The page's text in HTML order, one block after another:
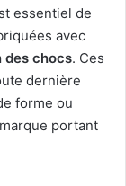
essentiel de
avec
des chocs. Ces
dernière
forme ou
portant